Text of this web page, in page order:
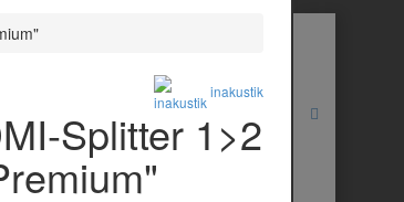
inakustik
Splitter 1>2